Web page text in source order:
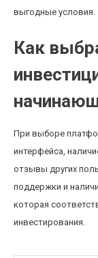
выгодные условия.
Как
При выборе
интерфейса,
отзывы других
поддержки и
которая
инвестирования.